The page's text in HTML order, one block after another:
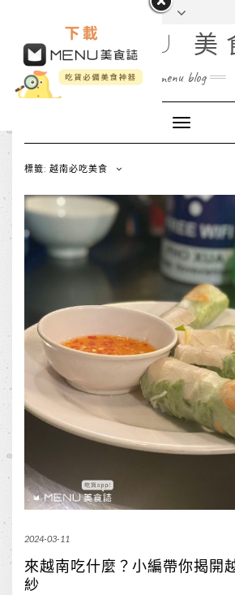
MENU 美
menu blog
Toggle
Navigation
標籤: 越南必吃美食
2024-03-11
來越南吃什麼？小編帶你揭開
紗